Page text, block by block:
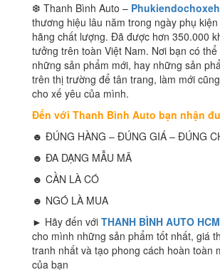
❆ Thanh Bình Auto –
thương hiệu lâu năm trong ngày phụ
hãng chất lượng. Đã được hơn 350.000
tưởng trên toàn Việt Nam. Nơi bạn có
những sản phẩm mới, hay những sản
trên thị trường để tân trang, làm mới
cho xế yêu của mình.
Đến với Thanh Bình Auto bạn nhận
☻ ĐÚNG HÀNG – ĐÚNG GIÁ – ĐÚNG
☻ ĐA DẠNG MẪU MÃ
☻ CẦN LÀ CÓ
☻ NGÓ LÀ MUA
► Hãy đến với THANH BÌNH AUTO HCM
cho mình những sản phẩm tốt nhất, giá
tranh nhất và tạo phong cách hoàn toàn
của bạn